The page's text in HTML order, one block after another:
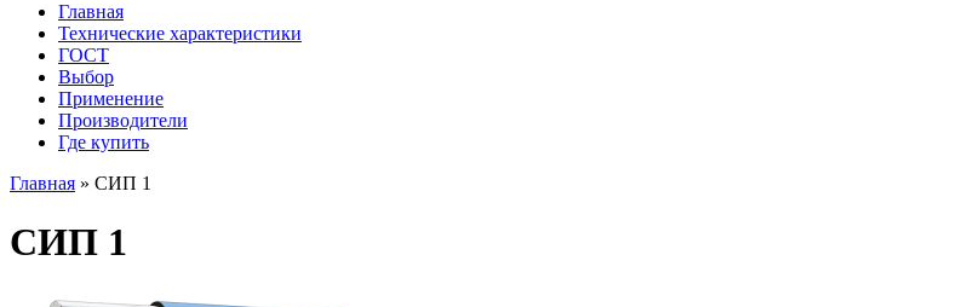
Главная
Технические характеристики
ГОСТ
Выбор
Применение
Производители
Где купить
Главная » СИП 1
СИП 1